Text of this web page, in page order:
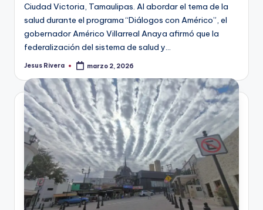
Ciudad Victoria, Tamaulipas. Al abordar el tema de la
salud durante el programa “Diálogos con Américo”, el
gobernador Américo Villarreal Anaya afirmó que la
federalización del sistema de salud y…
Publicado
Jesus Rivera marzo 2, 2026